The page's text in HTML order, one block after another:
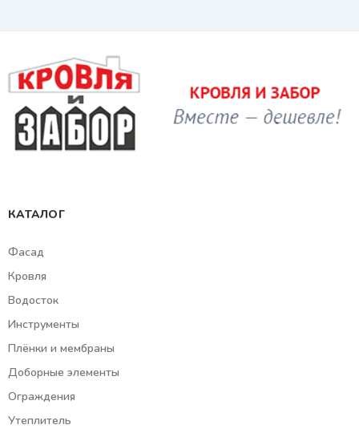
КАТАЛОГ
Фасад
Кровля
Водосток
Инструменты
Плёнки и мембраны
Доборные элементы
Ограждения
Утеплитель